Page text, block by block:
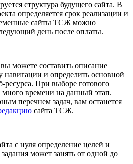
структура будущего сайта. В
определяется срок реализации и
сайты ТСЖ можно
день после оплаты.
можете составить описание
навигации и определить основной
ресурса. При выборе готового
времени на данный этап.
перечнем задач, вам останется
сайта ТСЖ.
с нуля определение целей и
может занять от одной до